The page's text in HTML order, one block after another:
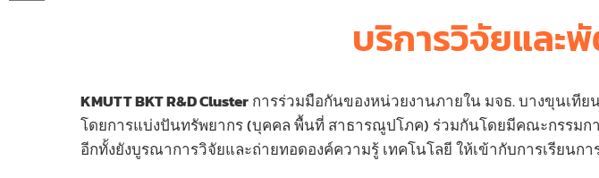
บริการวิจัยและ
KMUTT BKT R&D Clusterการร่วมมือกันของหน่วยงานภายใน มจธ. บางขุนเทีย
โดยการแบ่งปันทรัพยากร (บุคคล พื้นที่ สาธารณูปโภค) ร่วมกันโดยมีคณะกรรม
อีกทั้งยังบูรณาการวิจัยและถ่ายทอดองค์ความรู้ เทคโนโลยี ให้เข้ากับการเรียนก